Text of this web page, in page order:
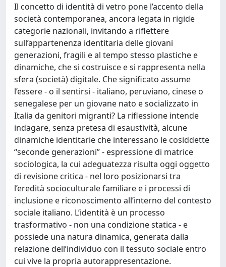
Il concetto di identità di vetro pone l’accento della
società contemporanea, ancora legata in rigide
categorie nazionali, invitando a riflettere
sull’appartenenza identitaria delle giovani
generazioni, fragili e al tempo stesso plastiche e
dinamiche, che si costruisce e si rappresenta nella
sfera (società) digitale. Che significato assume
l’essere - o il sentirsi - italiano, peruviano, cinese o
senegalese per un giovane nato e socializzato in
Italia da genitori migranti? La riflessione intende
indagare, senza pretesa di esaustività, alcune
dinamiche identitarie che interessano le cosiddette
“seconde generazioni” - espressione di matrice
sociologica, la cui adeguatezza risulta oggi oggetto
di revisione critica - nel loro posizionarsi tra
l’eredità socioculturale familiare e i processi di
inclusione e riconoscimento all’interno del contesto
sociale italiano. L’identità è un processo
trasformativo - non una condizione statica - e
possiede una natura dinamica, generata dalla
relazione dell’individuo con il tessuto sociale entro
cui vive la propria autorappresentazione.